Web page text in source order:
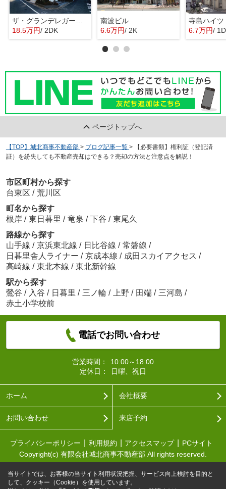
ザ・グランデレガーロ東日暮里
18.5万円/ 2DK
南波ビル
6.6万円/ 2K
寺島ハイツ
6.7万円/
ページトップへ
【TOP】城北商事不動産部 > ブログ記事一覧 >
【必要書類】権利証（登記済
証）を紛失しても不動産売却はできる？売却の方法と注意点を解説！
市区町村から探す
台東区 / 荒川区
町名から探す
根岸 / 東日暮里 / 竜泉 / 下谷 / 東尾久
路線から探す
山手線 / 京浜東北線 / 日比谷線 / 常磐線 /
日暮里舎人ライナー / 京成本線 / 成田スカイアクセス /
高崎線 / 東北本線 / 東北新幹線
駅から探す
鶯谷 / 入谷 / 日暮里 / 三ノ輪 / 上野 / 田端 / 三河島 /
赤土小学校前
電話でお問い合わせ
営業時間：
10:00～18:00
定休日：
日曜、祝日
ホーム 会社概要
お問い合わせ 来店予約
プライバシーポリシー 利用規約 アクセスマップ
PCサイト
Copyright(c) 有限会社城北商事不動産部 All rights reserved.
当サイトでは、お客様の当サイト利用状況把握、サービス向上検討を目的と
して、クッキー（Cookie）を使用しています。